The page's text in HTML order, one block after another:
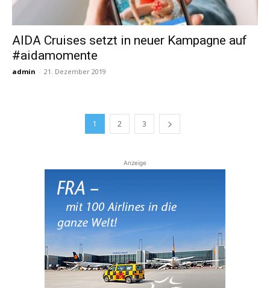
AIDA Cruises setzt in neuer Kampagne auf
#aidamomente
admin - 21. Dezember 2019
1 2 3
Anzeige